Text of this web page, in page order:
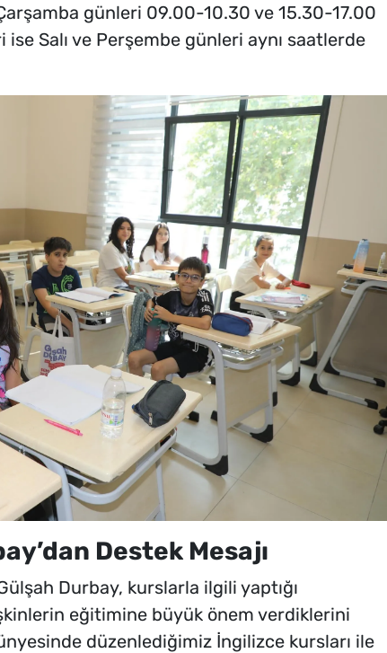
günleri 09.00-10.30 ve 15.30-17.00
Salı ve Perşembe günleri aynı saatlerde
Destek Mesajı
Durbay, kurslarla ilgili yaptığı
eğitimine büyük önem verdiklerini
düzenlediğimiz İngilizce kursları ile